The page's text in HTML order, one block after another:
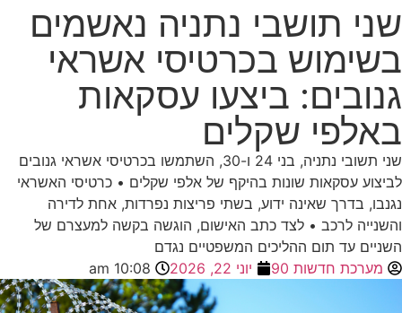
שני תושבי נתניה נאשמים
בשימוש בכרטיסי אשראי
גנובים: ביצעו עסקאות
באלפי שקלים
שני תשובי נתניה, בני 24 ו-30, השתמשו בכרטיסי אשראי גנובים
לביצוע עסקאות שונות בהיקף של אלפי שקלים • כרטיסי האשראי
נגנבו, בדרך שאינה ידוע, בשתי פריצות נפרדות, אחת לדירה
והשנייה לרכב • לצד כתב האישום, הוגשה בקשה למעצרם של
השניים עד תום ההליכים המשפטיים נגדם
מערכת חדשות 90
יוני 22, 2026 10:08 am